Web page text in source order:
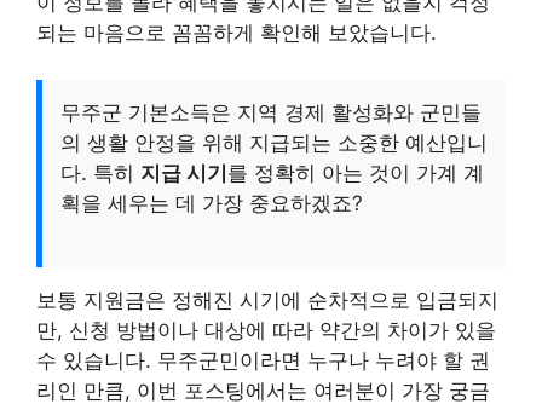
되는 마음으로 꼼꼼하게 확인해 보았습니다.
무주군 기본소득은 지역 경제 활성화와 군민들
의 생활 안정을 위해 지급되는 소중한 예산입니
다. 특히 지급 시기를 정확히 아는 것이 가계 계
획을 세우는 데 가장 중요하겠죠?
보통 지원금은 정해진 시기에 순차적으로 입금되지
만, 신청 방법이나 대상에 따라 약간의 차이가 있을
수 있습니다. 무주군민이라면 누구나 누려야 할 권
리인 만큼, 이번 포스팅에서는 여러분이 가장 궁금